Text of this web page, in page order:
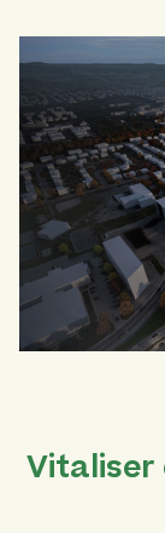
Vitaliser